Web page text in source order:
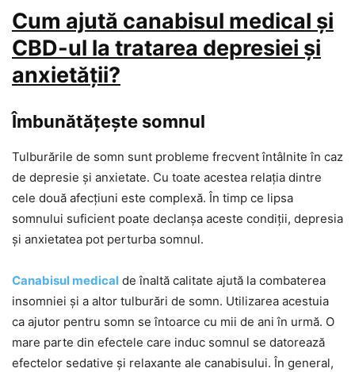
Cum ajută canabisul medical și
CBD-ul la tratarea depresiei și
anxietății?
Îmbunătățește somnul
Tulburările de somn sunt probleme frecvent întâlnite în caz
de depresie și anxietate. Cu toate acestea relația dintre
cele două afecțiuni este complexă. În timp ce lipsa
somnului suficient poate declanșa aceste condiții, depresia
și anxietatea pot perturba somnul.
Canabisul medical de înaltă calitate ajută la combaterea
insomniei și a altor tulburări de somn. Utilizarea acestuia
ca ajutor pentru somn se întoarce cu mii de ani în urmă. O
mare parte din efectele care induc somnul se datorează
efectelor sedative și relaxante ale canabisului. În general,